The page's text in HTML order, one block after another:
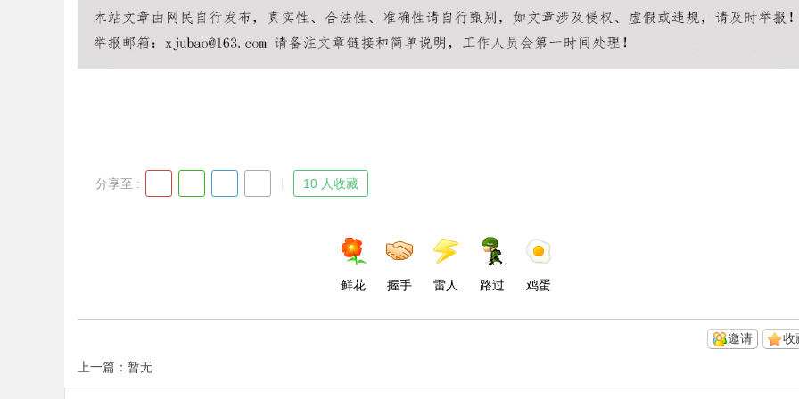
分享至 : 10 人收藏
鲜花 握手 雷人 路过 鸡蛋
收
邀请
上一篇：暂无